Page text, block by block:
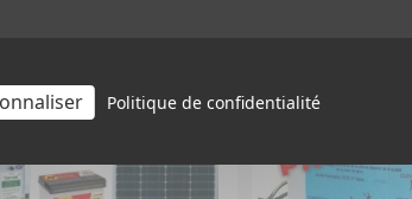
Politique de confidentialité